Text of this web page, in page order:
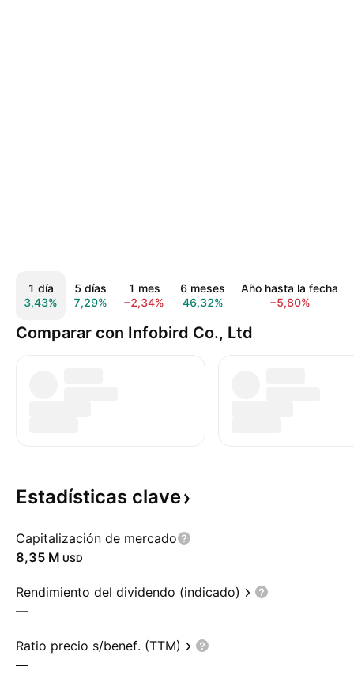
1 día
3,43%
5 días
7,29%
1 mes
−2,34%
6 meses
46,32%
Año hasta la fecha
−5,80%
Comparar con Infobird Co., Ltd
Estadísticas clave
Capitalización de mercado
‪8,35 M‬ USD
Rendimiento del dividendo (indicado)
—
Ratio precio s/benef. (TTM)
—